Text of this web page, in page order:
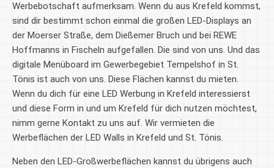
Werbebotschaft aufmerksam. Wenn du aus Krefeld kommst,
sind dir bestimmt schon einmal die großen LED-Displays an
der Moerser Straße, dem Dießemer Bruch und bei REWE
Hoffmanns in Fischeln aufgefallen. Die sind von uns. Und das
digitale Menüboard im Gewerbegebiet Tempelshof in St.
Tönis ist auch von uns. Diese Flächen kannst du mieten.
Wenn du dich für eine LED Werbung in Krefeld interessierst
und diese Form in und um Krefeld für dich nutzen möchtest,
nimm gerne Kontakt zu uns auf. Wir vermieten die
Werbeflächen der LED Walls in Krefeld und St. Tönis.
Neben den LED-Großwerbeflächen kannst du übrigens auch